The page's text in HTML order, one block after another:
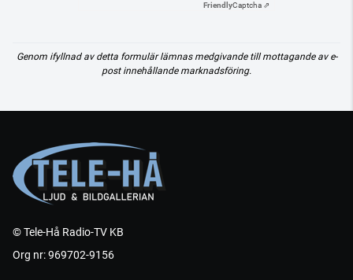
FriendlyCaptcha ⇗
Genom ifyllnad av detta formulär lämnas medgivande till mottagande av e-
post innehållande marknadsföring.
© Tele-Hå Radio-TV KB
Org nr: 969702-9156